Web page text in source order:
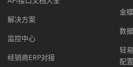
解决方案
监控中心
经销商ERP对接
金
数
轻
配置